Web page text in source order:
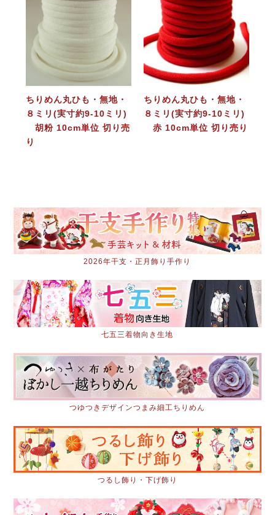
ちりめん丸ひも・無地・
８ミリ(実寸約9-10ミリ)
胡粉 10cm単位 切り売
り
ちりめん丸ひも・無地・
８ミリ(実寸約9-10ミリ)
赤 10cm単位 切り売り
2026年干支・正月飾り手作り
七五三着物向き生地
つゆつきデザインつまみ細工ちりめん
つるし飾り・下げ飾り